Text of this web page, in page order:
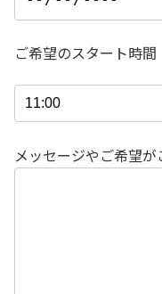
ご希望のスタート時
メッセージやご希望が